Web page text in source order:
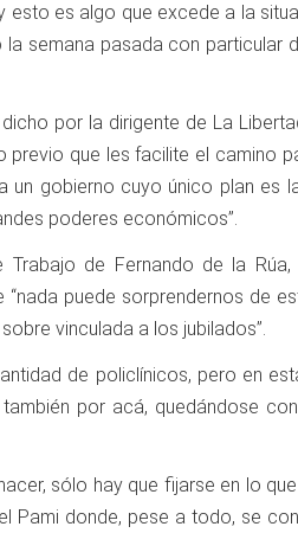
es algo que excede a la
semana pasada con
por la dirigente de La
que les facilite el camino
gobierno cuyo único plan
poderes económicos”.
Trabajo de Fernando de la
puede sorprendernos de
vinculada a los jubilados”.
de policlínicos, pero en
por acá, quedándose
sólo hay que fijarse en lo
donde, pese a todo, se